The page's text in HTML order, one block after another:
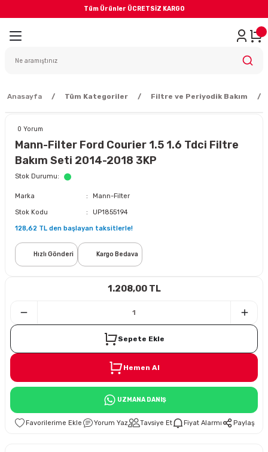
Tüm Ürünler ÜCRETSİZ KARGO
Geri Dön
Sistemi
Anasayfa Tüm Kategoriler Filtre ve Periyodik Bakım
0 Yorum
Mann-Filter Ford Courier 1.5 1.6 Tdci Filtre
Bakım Seti 2014-2018 3KP
Stok Durumu
Marka Mann-Filter
Stok Kodu UP1855194
128,62 TL den başlayan taksitlerle!
Hızlı Gönderi Kargo Bedava
1.208,00 TL
Sepete Ekle
Hemen Al
UZMANA DANIŞ
Yorum Yaz Tavsiye Et Fiyat Alarmı Paylaş